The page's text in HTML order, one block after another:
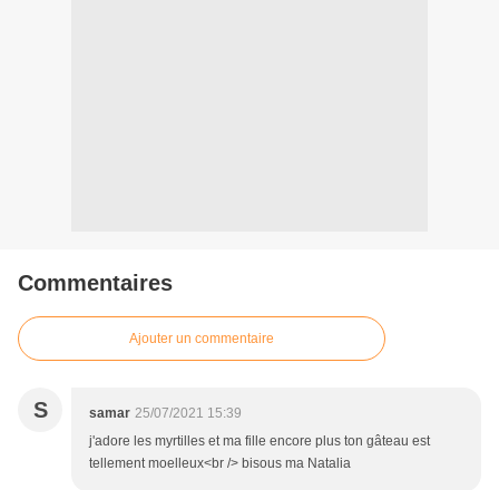
Commentaires
Ajouter un commentaire
S samar 25/07/2021 15:39
j'adore les myrtilles et ma fille encore plus ton gâteau est
tellement moelleux<br /> bisous ma Natalia